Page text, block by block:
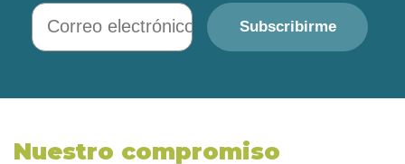
Correo electrónico
Subscribirme
Nuestro compromiso